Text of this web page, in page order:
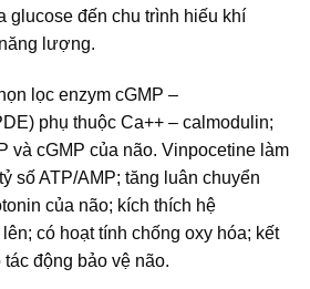
glucose đến chu trình hiếu khí
lượng.
lọc enzym cGMP –
phụ thuộc Ca++ – calmodulin;
và cGMP của não. Vinpocetine làm
số ATP/AMP; tăng luân chuyển
của não; kích thích hệ
có hoạt tính chống oxy hóa; kết
động bảo vệ não.